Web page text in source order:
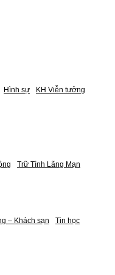
Hình sự KH Viễn tưởng
Trữ Tình Lãng Mạn
– Khách sạn Tin học